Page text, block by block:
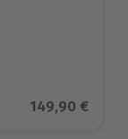
Aktueller
149,90 €